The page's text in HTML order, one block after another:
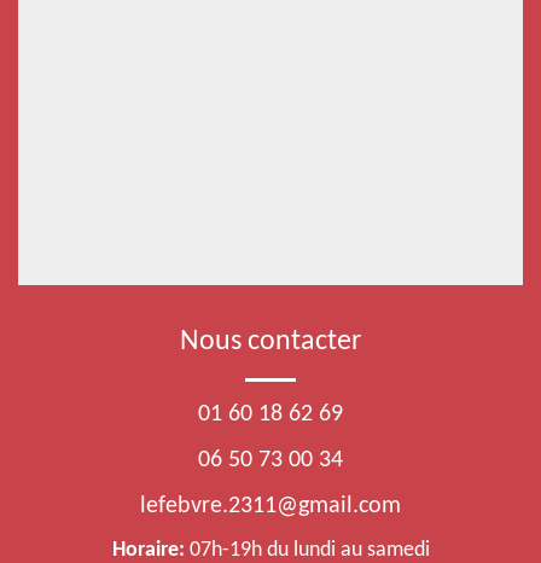
Nous contacter
01 60 18 62 69
06 50 73 00 34
lefebvre.2311@gmail.com
Horaire: 07h-19h du lundi au samedi